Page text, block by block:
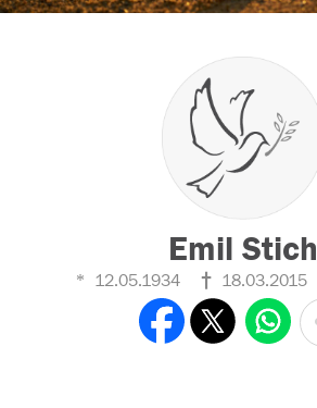
Emil Stich
12.05.1934 18.03.2015